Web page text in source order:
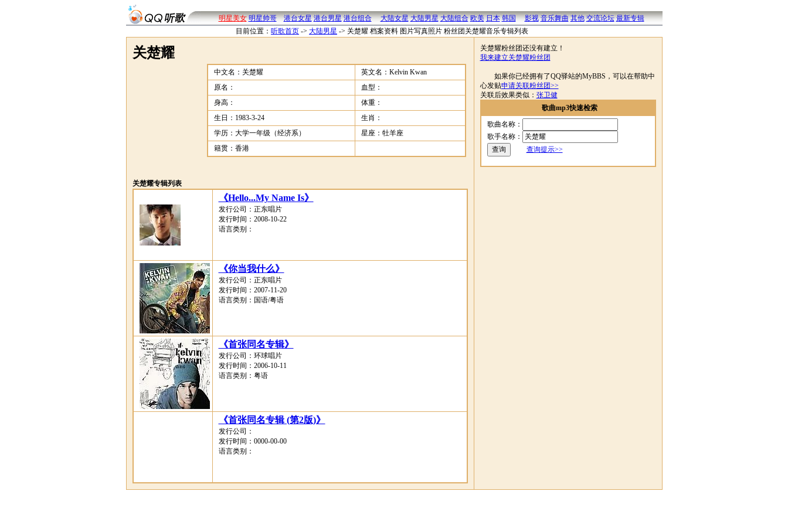
明星美女 明星帅哥 港台女星 港台男星 港台组合 大陆女星 大陆男星 大陆组合 欧美 日本 韩国 影视 音乐舞曲 其他 交流论坛 最新专辑
目前位置： 听歌首页 -> 大陆男星 -> 关楚耀 档案资料 图片写真照片 粉丝团关楚耀音乐专辑列表
关楚耀
中文名：关楚耀
英文名：Kelvin Kwan
原名：
血型：
身高：
体重：
生日：1983-3-24
生肖：
学历：大学一年级（经济系）
星座：牡羊座
籍贯：香港
关楚耀专辑列表
《Hello...My Name Is》
发行公司：正东唱片
发行时间：2008-10-22
语言类别：
《你当我什么》
发行公司：正东唱片
发行时间：2007-11-20
语言类别：国语/粤语
《首张同名专辑》
发行公司：环球唱片
发行时间：2006-10-11
语言类别：粤语
《首张同名专辑 (第2版)》
发行公司：
发行时间：0000-00-00
语言类别：
关楚耀粉丝团还没有建立！
我来建立关楚耀粉丝团
如果你已经拥有了QQ驿站的MyBBS，可以在帮助中
心发贴申请关联粉丝团>>
关联后效果类似： 张卫健
歌曲mp3快速检索
歌曲名称：
歌手名称：
查询提示>>